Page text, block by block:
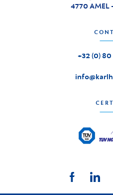
4770 AMEL
+32 (0)